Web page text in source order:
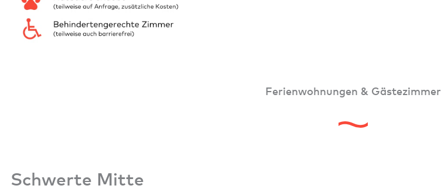
Ferienwohnungen & Gästezimmer
Schwerte Mitte